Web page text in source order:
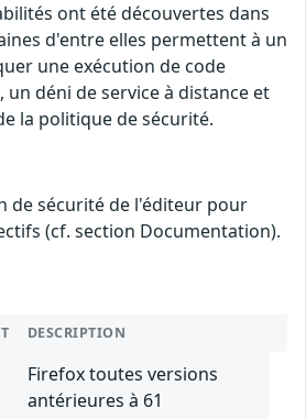
ont été découvertes dans
d'entre elles permettent à un
une exécution de code
déni de service à distance et
la politique de sécurité.
de sécurité de l'éditeur pour
(cf. section Documentation).
DESCRIPTION
Firefox toutes versions
antérieures à 61